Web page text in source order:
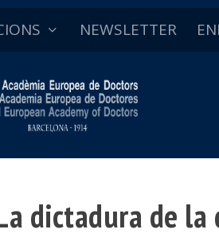
NEWSLETTER
dictadura de la